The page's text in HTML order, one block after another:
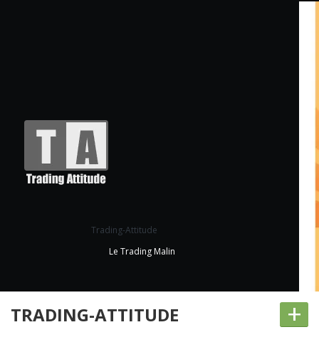
Trading-Attitude
Le Trading Malin
TRADING-ATTITUDE +